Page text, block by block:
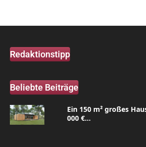
Redaktionstipp
Beliebte Beiträge
Ein 150 m² großes
000 €...